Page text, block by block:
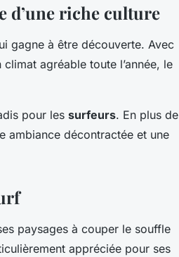
d’une riche culture
gagne à être découverte. Avec
climat agréable toute l’année, le
pour les surfeurs. En plus de
ambiance décontractée et une
paysages à couper le souffle
appréciée pour ses